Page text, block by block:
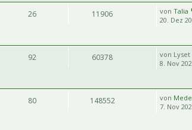
26 11906 von Talia
20. Dez
92 60378 von Lyset
8. Nov
80 148552 von
7. Nov